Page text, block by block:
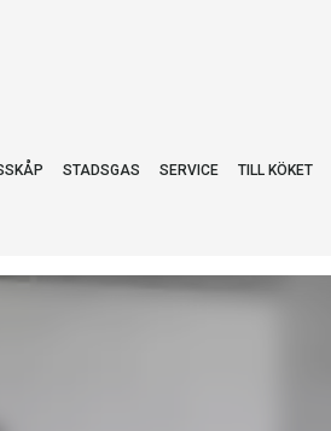
STADSGAS SERVICE TILL KÖKET